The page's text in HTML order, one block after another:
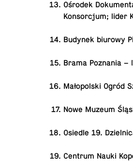
Ośrodek
Kon­sor­cjum; lider
Budynek biurowy
Brama Po­zna­nia –
Ma­ło­pol­ski Ogród
Nowe Muzeum
Osiedle 19.
Centrum Nauki